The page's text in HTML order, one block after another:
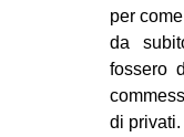
per
da
fossero
di privati.